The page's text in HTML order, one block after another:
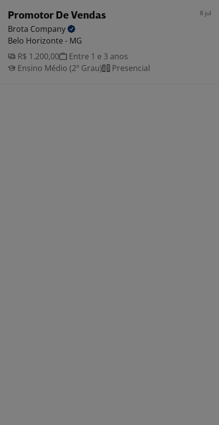
Promotor De Vendas 8 jul
Brota Company
Belo Horizonte - MG
R$ 1.200,00
Entre 1 e 3 anos
Ensino Médio (2º Grau)
Presencial